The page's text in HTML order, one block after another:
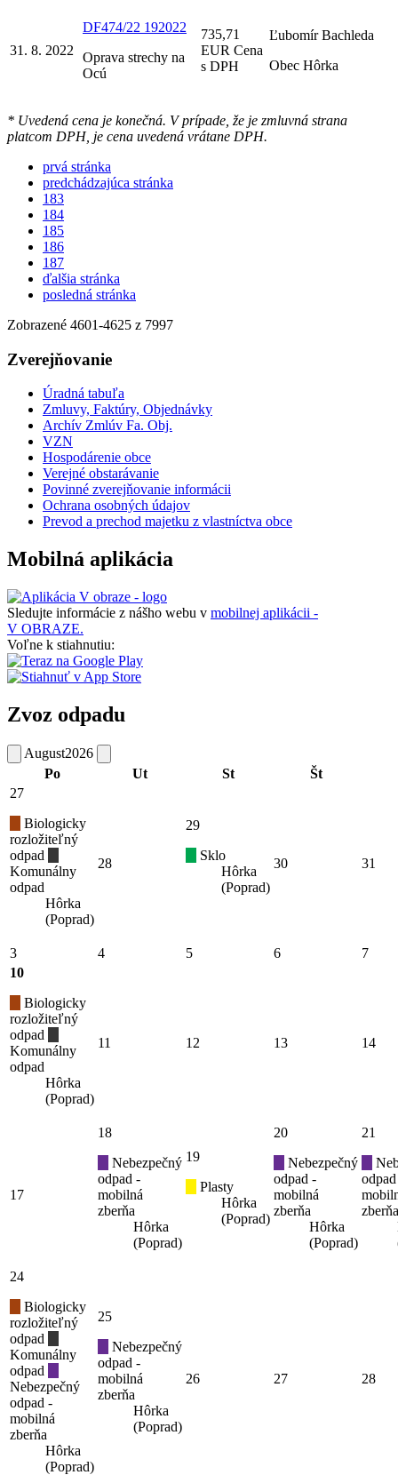
31. 8. 2022
DF474/22 192022
Oprava strechy na
Ocú
735,71
EUR Cena
s DPH
Ľubomír Bachleda
Obec Hôrka
* Uvedená cena je konečná. V prípade, že je zmluvná strana
platcom DPH, je cena uvedená vrátane DPH.
prvá stránka
predchádzajúca stránka
183
184
185
186
187
ďalšia stránka
posledná stránka
Zobrazené 4601-4625 z 7997
Zverejňovanie
Úradná tabuľa
Zmluvy, Faktúry, Objednávky
Archív Zmlúv Fa. Obj.
VZN
Hospodárenie obce
Verejné obstarávanie
Povinné zverejňovanie informácii
Ochrana osobných údajov
Prevod a prechod majetku z vlastníctva obce
Mobilná aplikácia
Sledujte informácie z nášho webu v mobilnej aplikácii -
V OBRAZE.
Voľne k stiahnutiu:
Zvoz odpadu
August2026
Po
Ut St Št
27
Biologicky
rozložiteľný
odpad
Komunálny
odpad
Hôrka
(Poprad)
28
29
Sklo
Hôrka
(Poprad)
30 31
3 4 5 6
7
10
Biologicky
rozložiteľný
odpad
Komunálny
odpad
Hôrka
(Poprad)
11 12 13 14
17
18
Nebezpečný
odpad -
mobilná
zberňa
Hôrka
(Poprad)
19
Plasty
Hôrka
(Poprad)
20
Nebezpečný
odpad -
mobilná
zberňa
Hôrka
(Poprad)
21
zberňa
24
Biologicky
rozložiteľný
odpad
Komunálny
odpad
Nebezpečný
odpad -
mobilná
zberňa
Hôrka
(Poprad)
25
Nebezpečný
odpad -
mobilná
zberňa
Hôrka
(Poprad)
26 27 28